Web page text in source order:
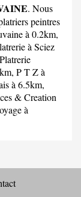
. Nous
peintres
à 0.2km,
à Sciez
P T Zà
à 6.5km,
& Creation
à